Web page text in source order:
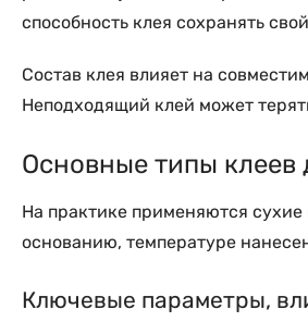
способность клея сохранять
Состав клея влияет на
Неподходящий клей может
Основные типы клеев
На практике применяются
основанию, температуре
Ключевые параметры,